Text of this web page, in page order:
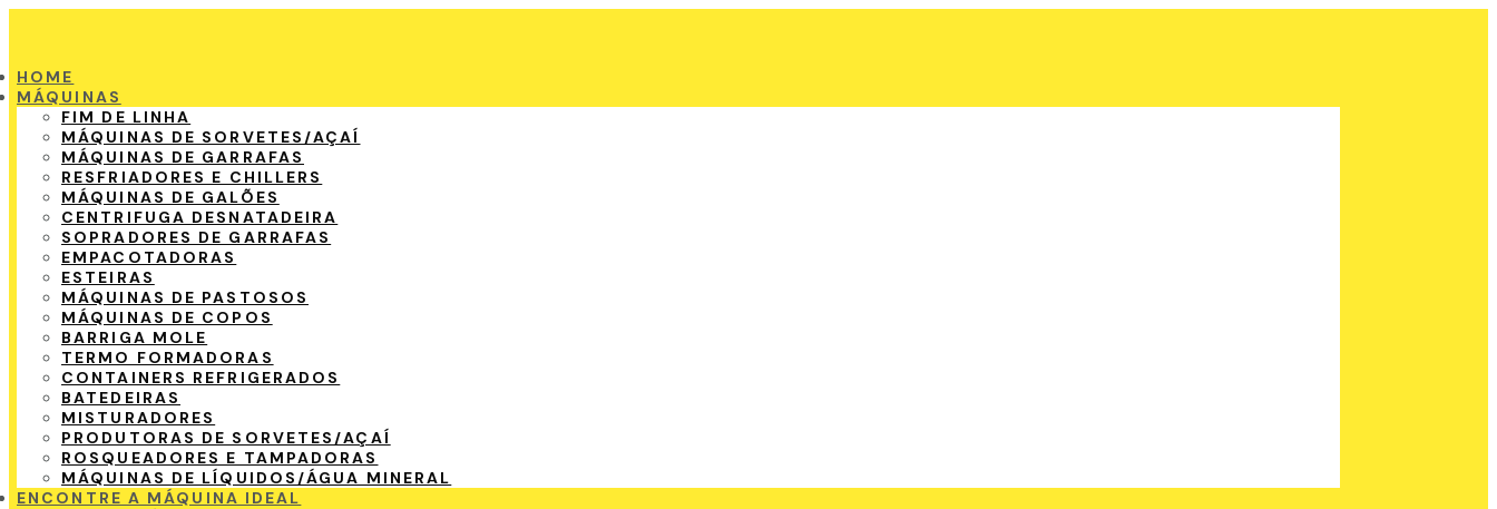
HOME
MÁQUINAS
FIM DE LINHA
MÁQUINAS DE SORVETES/AÇAÍ
MÁQUINAS DE GARRAFAS
RESFRIADORES E CHILLERS
MÁQUINAS DE GALÕES
CENTRIFUGA DESNATADEIRA
SOPRADORES DE GARRAFAS
EMPACOTADORAS
ESTEIRAS
MÁQUINAS DE PASTOSOS
MÁQUINAS DE COPOS
BARRIGA MOLE
TERMO FORMADORAS
CONTAINERS REFRIGERADOS
BATEDEIRAS
MISTURADORES
PRODUTORAS DE SORVETES/AÇAÍ
ROSQUEADORES E TAMPADORAS
MÁQUINAS DE LÍQUIDOS/ÁGUA MINERAL
ENCONTRE A MÁQUINA IDEAL